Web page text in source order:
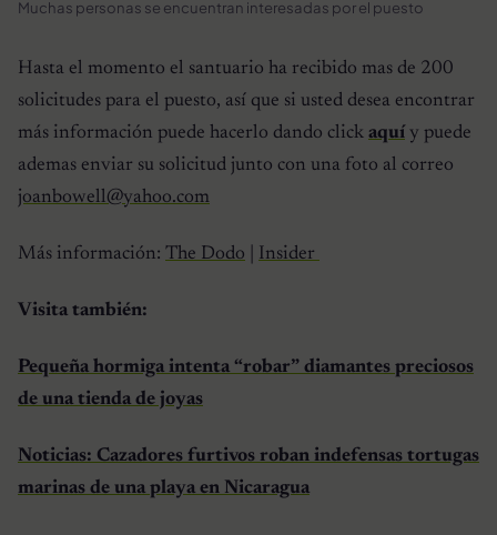
Muchas personas se encuentran interesadas por el puesto
Hasta el momento el santuario ha recibido mas de 200
solicitudes para el puesto, así que si usted desea encontrar
más información puede hacerlo dando click aquí y puede
ademas enviar su solicitud junto con una foto al correo
joanbowell@yahoo.com
Más información: The Dodo Insider
Visita también:
Pequeña hormiga intenta “robar” diamantes preciosos
de una tienda de joyas
Noticias: Cazadores furtivos roban indefensas tortugas
marinas de una playa en Nicaragua